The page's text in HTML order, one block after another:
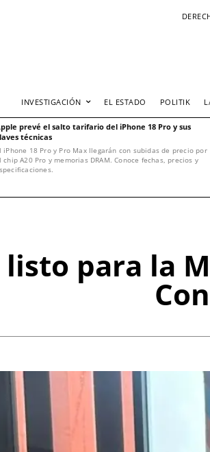
INVESTIGACIÓN EL ESTADO POLITIK
prevé el salto tarifario del iPhone 18 Pro y sus
técnicas
iPhone 18 Pro y Pro Max llegarán con subidas de precio por
chip A20 Pro y memorias DRAM. Conoce fechas, precios y
listo para la